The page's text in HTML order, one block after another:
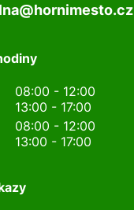
08:00 - 12:00
13:00 - 17:00
08:00 - 12:00
13:00 - 17:00